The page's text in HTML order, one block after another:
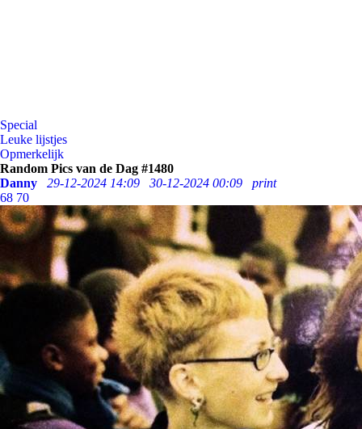
Special
Leuke lijstjes
Opmerkelijk
Random Pics van de Dag #1480
Danny
29-12-2024 14:09 30-12-2024 00:09
print
68 70